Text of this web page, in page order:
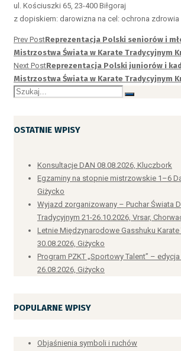
ul. Kościuszki 65, 23-400 Biłgoraj
z dopiskiem: darowizna na cel: ochrona zdrowia
Prev PostReprezentacja Polski seniorów i
Mistrzostwa Świata w Karate Tradycyjnym
Next PostReprezentacja Polski juniorów i
Mistrzostwa Świata w Karate Tradycyjnym
OSTATNIE WPISY
Konsultacje DAN 08.08.2026, Kluczbork
Egzaminy na stopnie mistrzowskie 1–6
Giżycko
Wyjazd zorganizowany – Puchar Świata
Tradycyjnym 21-26.10.2026, Vrsar,
Letnie Międzynarodowe Gasshuku
30.08.2026, Giżycko
Program PZKT „Sportowy Talent” –
26.08.2026, Giżycko
POPULARNE WPISY
Objaśnienia symboli i ruchów